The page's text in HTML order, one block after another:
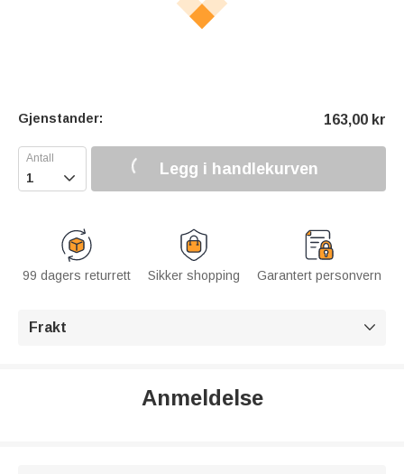
Gjenstander: 163,00 kr
 Legg i handlekurven
99 dagers returrett Sikker shopping Garantert personvern
Frakt 
Anmeldelse